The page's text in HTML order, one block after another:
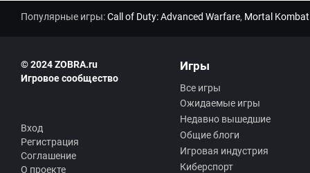
Популярные игры:Call of Duty: Advanced Warfare, Mortal
© 2024 ZOBRA.ru
Игровое сообщество
Вход
Регистрация
Соглашение
О проекте
Игры
Все игры
Ожидаемые игры
Недавно вышедшие
Общие блоги
Игровая индустрия
Киберспорт